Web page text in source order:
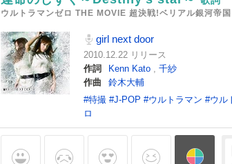
ウルトラマンゼロ THE MOVIE 超決戦!ベリアル銀河帝
girl next door
2010.12.22 リリース
作詞
Kenn Kato , 千紗
作曲
鈴木大輔
#特撮 #J-POP #ウルトラマン #ウル
ロ